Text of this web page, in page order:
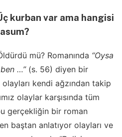
kurban var ama hangisi
mü? Romanında “Oysa
…”(s. 56) diyen bir
kendi ağzından takip
olaylar karşısında tüm
gerçekliğin bir roman
baştan anlatıyor olayları ve